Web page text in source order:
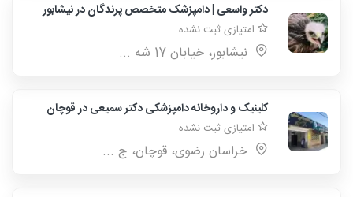
دکتر واسعی | دامپزشک متخصص پرندگان در نیشابور
امتیازی ثبت نشده
نیشابور، خیابان 17 شه ...
کلینیک و داروخانه دامپزشکی دکتر سمیعی در قوچان
امتیازی ثبت نشده
خراسان رضوی، قوچان، ج ...